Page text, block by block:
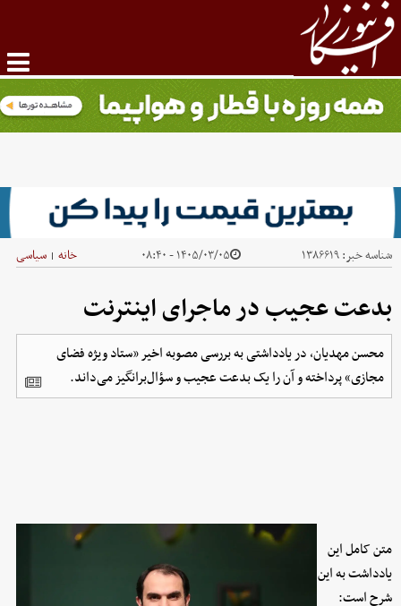
شناسه خبر:۱۳۸۶۶۱۹ ۱۴۰۵/۰۳/۰۵ - ۰۸:۴۰ خانه | سیاسی
بدعت عجیب در ماجرای اینترنت
محسن مهدیان، در یادداشتی به بررسی مصوبه اخیر «ستاد ویژه فضای
مجازی» پرداخته و آن را یک بدعت عجیب و سؤال‌برانگیز می‌داند.
متن کامل این
یادداشت به این
شرح است: